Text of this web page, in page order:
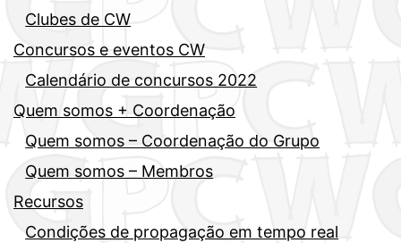
Clubes de CW
Concursos e eventos CW
Calendário de concursos 2022
Quem somos + Coordenação
Quem somos – Coordenação do Grupo
Quem somos – Membros
Recursos
Condições de propagação em tempo real